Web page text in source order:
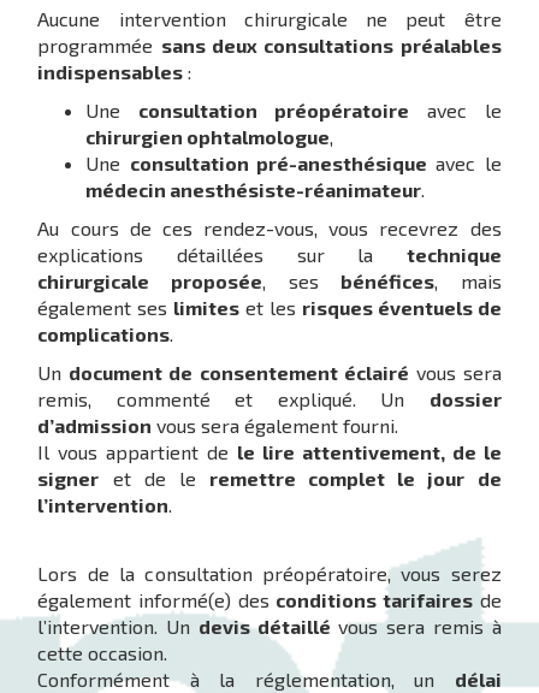
Aucune intervention chirurgicale ne peut être
programmée sans deux consultations préalables
indispensables :
Une consultation préopératoire avec le
chirurgien ophtalmologue,
Une consultation pré-anesthésique avec le
médecin anesthésiste-réanimateur.
Au cours de ces rendez-vous, vous recevrez des
explications détaillées sur la technique
chirurgicale proposée, ses bénéfices, mais
également ses limites et les risques éventuels de
complications.
Un document de consentement éclairé vous sera
remis, commenté et expliqué. Un dossier
d’admission vous sera également fourni.
Il vous appartient de le lire attentivement, de le
signer et de le remettre complet le jour de
l’intervention.
Lors de la consultation préopératoire, vous serez
également informé(e) des conditions tarifairesde
l’intervention. Un devis détaillé vous sera remis à
cette occasion.
Conformément à la réglementation, un délai